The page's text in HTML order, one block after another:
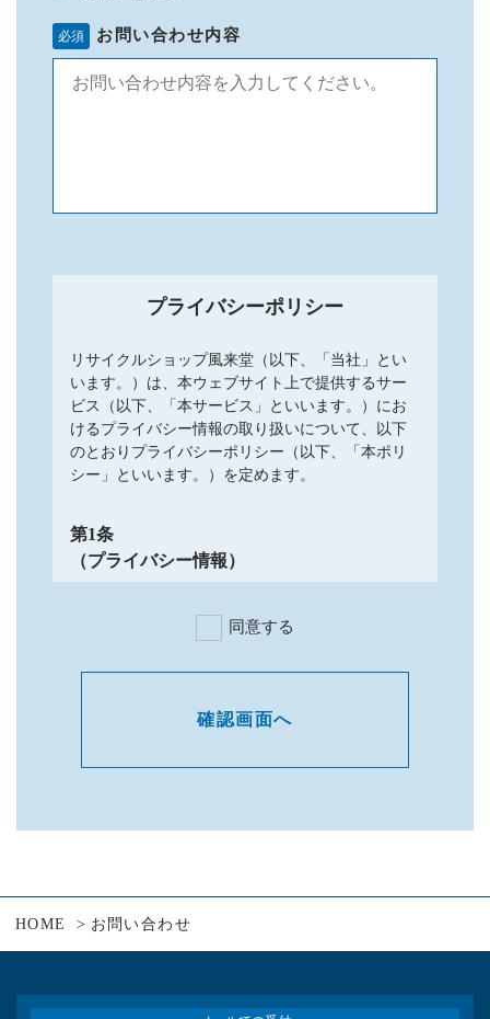
お問い合わせ内容
プライバシーポリシー
リサイクルショップ風来堂（以下、「当社」とい
います。）は、本ウェブサイト上で提供するサー
ビス（以下、「本サービス」といいます。）にお
けるプライバシー情報の取り扱いについて、以下
のとおりプライバシーポリシー（以下、「本ポリ
シー」といいます。）を定めます。
第1条
（プライバシー情報）
プライバシー情報のうち「個人情報」とは、
個人情報保護法にいう「個人情報」を指すも
のとし、生存する個人に関する情報であっ
所、電話番号、連絡先その他の記述等により
キーワード、ご利用日時、ご利用の方法、ご
利用環境、郵便番号や性別、職業、年齢、ユ
同意する
HOME お問い合わせ